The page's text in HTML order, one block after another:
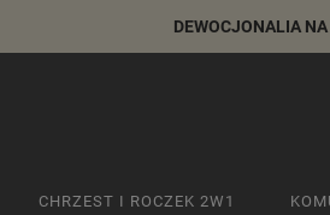
DEWOCJONALIA
CHRZEST I ROCZEK 2W1